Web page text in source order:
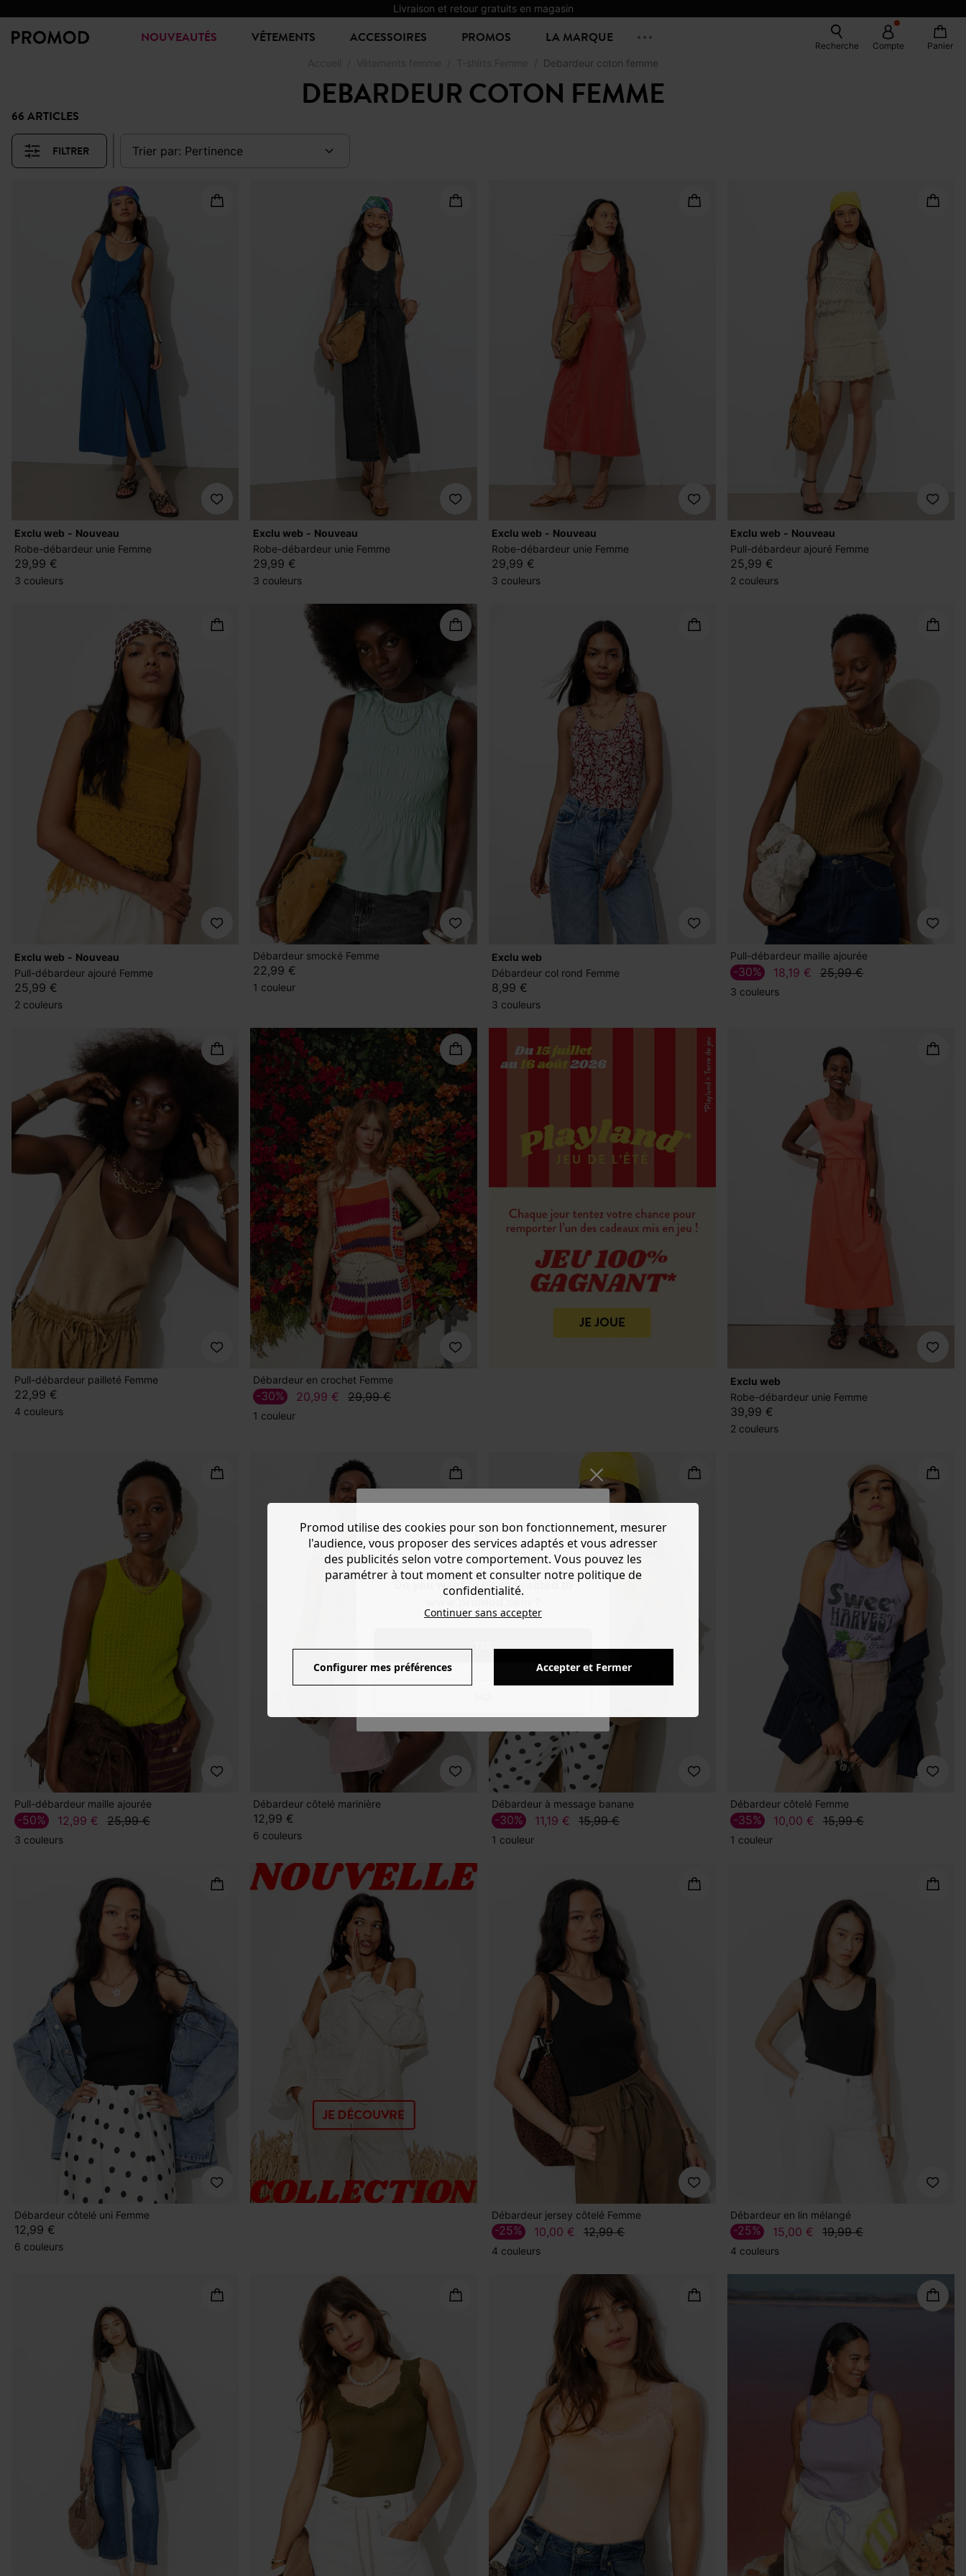
Livraison et retour gratuits en magasin
Do you want to be redirected to
NOUVEAUTÉS VÊTEMENTS ACCESSOIRES PROMOS LA MARQUE Recherche Compte Panier
Debardeur coton femme
DEBARDEUR COTON FEMME
66 ARTICLES
FILTRER trier par: pertinence
exclu web
nouveau
Robe-débardeur unie Femme
29,99 €
3 couleurs
exclu web
nouveau
Robe-débardeur unie Femme
29,99 €
3 couleurs
exclu web
nouveau
Robe-débardeur unie Femme
29,99 €
3 couleurs
exclu web
nouveau
Pull-débardeur ajouré Femme
25,99 €
2 couleurs
exclu web
nouveau
Pull-débardeur ajouré Femme
25,99 €
2 couleurs
Débardeur smocké Femme
22,99 €
1 couleur
exclu web
Débardeur col rond Femme
8,99 €
3 couleurs
Pull-débardeur maille ajourée
18,19 € 25,99 €
-30%
3 couleurs
Pull-débardeur pailleté Femme
22,99 €
4 couleurs
Débardeur en crochet Femme
20,99 € 29,99 €
-30%
1 couleur
exclu web
Robe-débardeur unie Femme
39,99 €
2 couleurs
Pull-débardeur maille ajourée
12,99 € 25,99 €
-50%
3 couleurs
Débardeur côtelé marinière
12,99 €
6 couleurs
Débardeur à message banane
11,19 € 15,99 €
-30%
1 couleur
Débardeur côtelé Femme
10,00 € 15,99 €
-35%
1 couleur
Débardeur côtelé uni Femme
12,99 €
6 couleurs
Débardeur jersey côtelé Femme
10,00 € 12,99 €
-25%
4 couleurs
Débardeur en lin mélangé
15,00 € 19,99 €
-25%
4 couleurs
Promod utilise des cookies pour son bon fonctionnement, mesurer
l'audience, vous proposer des services adaptés et vous adresser
des publicités selon votre comportement. Vous pouvez les
paramétrer à tout moment et consulter notre politique de
confidentialité.
Continuer sans accepter
Configurer mes préférences Accepter et Fermer